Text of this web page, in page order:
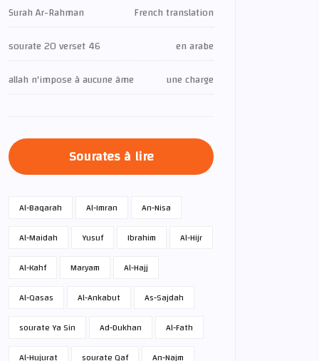
Surah Ar-Rahman
French translation
sourate 20 verset 46
en arabe
allah n'impose à aucune âme
une charge
Sourates à lire
Al-Baqarah Al-Imran
An-Nisa
Al-Maidah
Yusuf Ibrahim
Al-Hijr
Al-Kahf
Maryam
Al-Hajj
Al-Qasas
Al-Ankabut
As-Sajdah
sourate Ya Sin
Ad-Dukhan
Al-Fath
Al-Hujurat
sourate Qaf
An-Najm